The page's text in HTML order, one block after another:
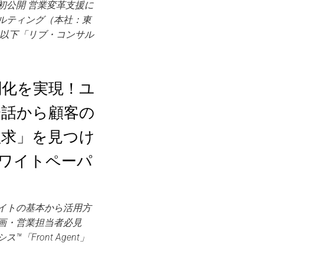
公開 営業変革支援に
ティング（本社：東
下「リブ・コンサル
を実現！ユ
から顧客の
求」を見つけ
イトペーパ
トの基本から活用方
・営業担当者必見
™「Front Agent」